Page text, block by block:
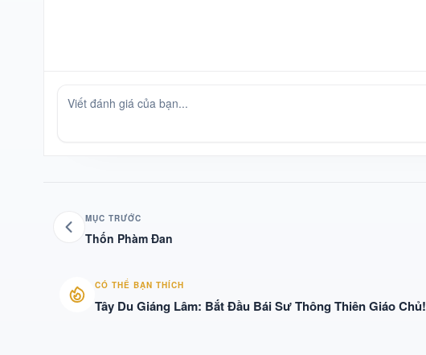
MỤC TRƯỚC
Thốn Phàm Đan
CÓ THỂ BẠN THÍCH
Tây Du Giáng Lâm: Bắt Đầu Bái Sư Thông Thiên Giáo Chủ!